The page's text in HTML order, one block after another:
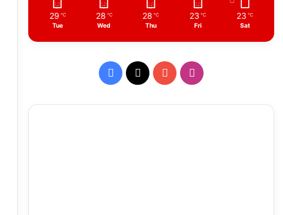
29 ℃
Tue
28 ℃
Wed
28 ℃
Thu
23 ℃
Fri
23 ℃
Sat
Facebook
X YouTubeInstagram